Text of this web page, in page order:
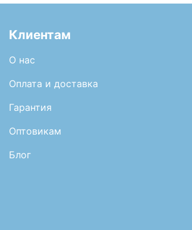
Клиентам
О нас
Оплата и доставка
Гарантия
Оптовикам
Блог